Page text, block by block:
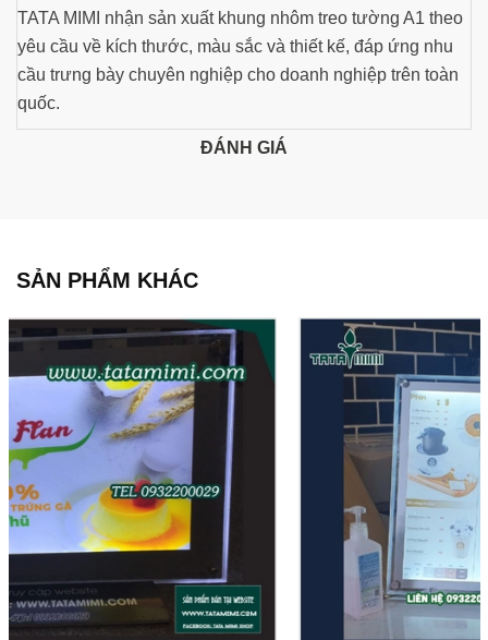
TATA MIMI nhận sản xuất khung nhôm treo tường A1 theo
yêu cầu về kích thước, màu sắc và thiết kế, đáp ứng nhu
cầu trưng bày chuyên nghiệp cho doanh nghiệp trên toàn
quốc.
ĐÁNH GIÁ
SẢN PHẨM KHÁC